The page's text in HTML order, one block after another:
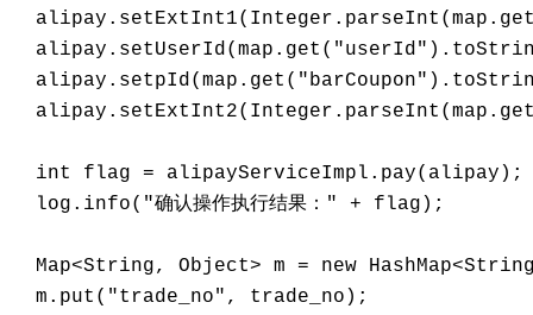
  int flag = alipayServiceImpl.pay(alipay);
  log.info("确认操作执行结果：" + flag);
Map<String, Object> m = new
  m.put("trade_no", trade_no);